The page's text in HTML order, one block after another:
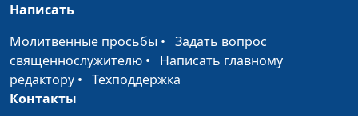
Написать
Молитвенные просьбы • Задать вопрос
священнослужителю • Написать главному
редактору • Техподдержка
Контакты